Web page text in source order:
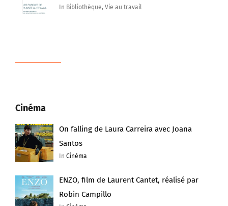
In Bibliothèque, Vie au travail
Cinéma
On falling de Laura Carreira avec Joana
Santos
InCinéma
ENZO, film de Laurent Cantet, réalisé par
Robin Campillo